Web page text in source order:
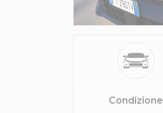
Condizione